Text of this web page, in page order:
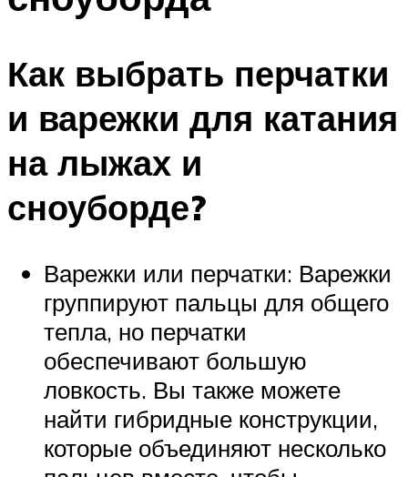
Как выбрать перчатки
и варежки для катания
на лыжах и
сноуборде?
Варежки или перчатки: Варежки
группируют пальцы для общего
тепла, но перчатки
обеспечивают большую
ловкость. Вы также можете
найти гибридные конструкции,
которые объединяют несколько